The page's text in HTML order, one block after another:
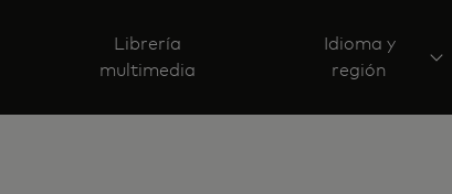
Librería
multimedia
Idioma y
región